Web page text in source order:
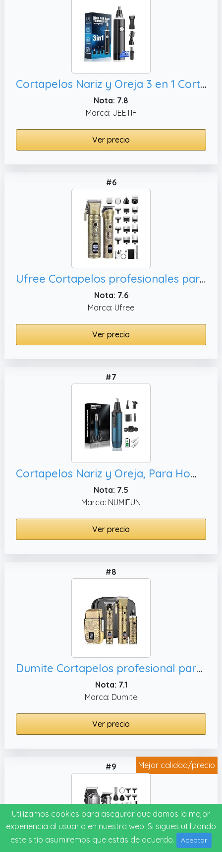
Cortapelos Nariz y Oreja 3 en 1 Cortapelos de nariz Corta Pelos Oreja USB Recortadora Indoloro Pelos Nasal Orejas Cejas y Vello Facial Quita Pelos Resistente al Agua Recargable para Hombre y Mujere
Nota: 7.8
Marca: JEETIF
Ver precio
#6
Ufree Cortapelos profesionales para hombres con recortador de barba,
Nota: 7.6
Marca: Ufree
Ver precio
#7
Cortapelos Nariz y Oreja, Para Hombre y Mujer
Nota: 7.5
Marca: NUMIFUN
Ver precio
#8
Dumite Cortapelos profesional para hombres, regalos
Nota: 7.1
Marca: Dumite
Ver precio
Mejor calidad/precio
#9
Utilizamos cookies para asegurar que damos la mejor
experiencia al usuario en nuestra web. Si sigues utilizando
este sitio asumiremos que estás de acuerdo.
Aceptar